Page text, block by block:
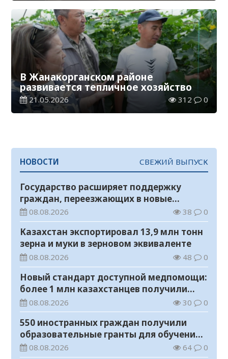
В Жанакорганском районе
развивается тепличное хозяйство
21.05.2026 312 0
НОВОСТИ СВЕЖИЙ ВЫПУСК
Государство расширяет поддержку
граждан, переезжающих в новые
регионы для работы
08.08.2026 38 0
Казахстан экспортировал 13,9 млн тонн
зерна и муки в зерновом эквиваленте
08.08.2026 48 0
Новый стандарт доступной медпомощи:
более 1 млн казахстанцев получили
телемедицинские услуги
08.08.2026 30 0
550 иностранных граждан получили
образовательные гранты для обучения в
Казахстане
08.08.2026 64 0